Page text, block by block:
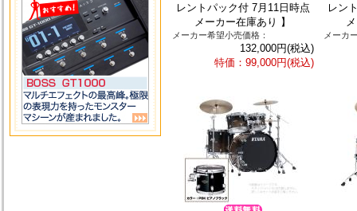
レントパック付 7月11日時点
メーカー在庫あり 】
メーカー希望小売価格：
132,000円(税込)
特価：99,000円(税込)
レン
メーカ